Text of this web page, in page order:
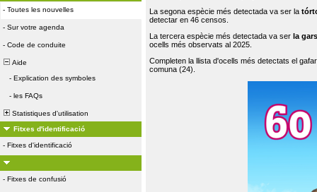
- Toutes les nouvelles
- Sur votre agenda
- Code de conduite
Aide
- Explication des symboles
- les FAQs
Statistiques d'utilisation
Fitxes d'identificació
- Fitxes d'identificació
- Fitxes de confusió
La segona espècie més detectada va ser la
detectar en 46 censos.
La tercera espècie més detectada va ser la
ocells més observats al 2025.
Completen la llista d'ocells més detectats el
comuna (24).